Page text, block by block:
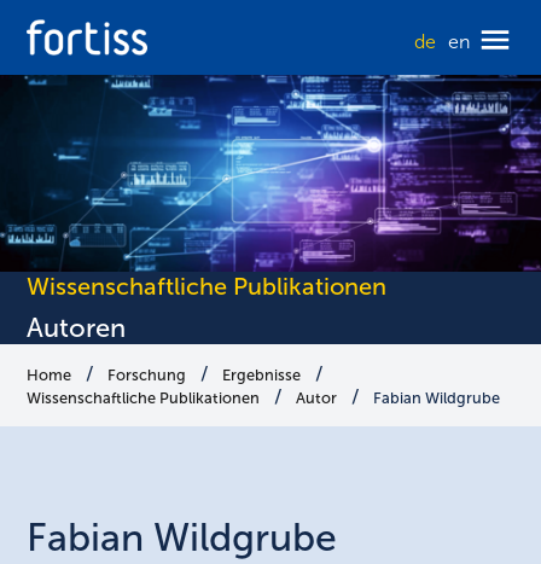
de en
Wissenschaftliche Publikationen
Autoren
Home Forschung
Ergebnisse
Wissenschaftliche Publikationen
Autor Fabian Wildgrube
Fabian Wildgrube